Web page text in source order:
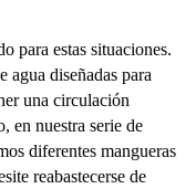
para estas situaciones.
agua diseñadas para
una circulación
en nuestra serie de
diferentes mangueras
reabastecerse de